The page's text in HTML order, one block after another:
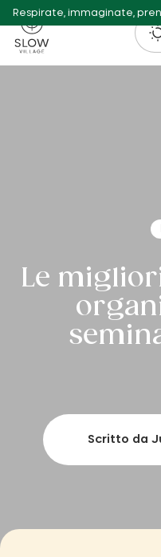
Villaggio lento
Le
Scritto da